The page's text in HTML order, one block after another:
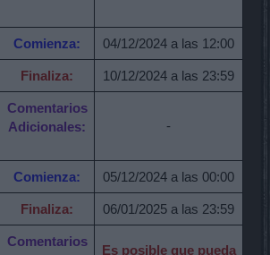
Comienza: 04/12/2024 a las 12:00
Finaliza: 10/12/2024 a las 23:59
Comentarios
Adicionales:
-
Comienza: 05/12/2024 a las 00:00
Finaliza: 06/01/2025 a las 23:59
Comentarios
Es posible que pueda